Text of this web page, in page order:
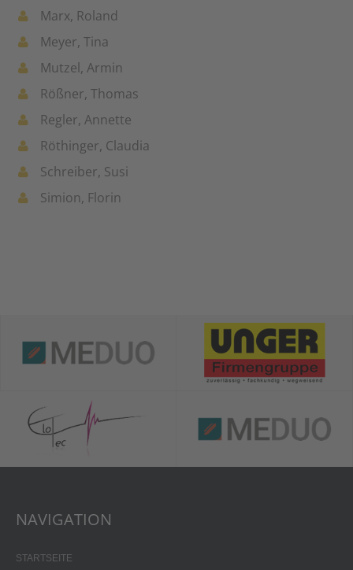
Marx, Roland
Meyer, Tina
Mutzel, Armin
Rößner, Thomas
Regler, Annette
Röthinger, Claudia
Schreiber, Susi
Simion, Florin
NAVIGATION
STARTSEITE